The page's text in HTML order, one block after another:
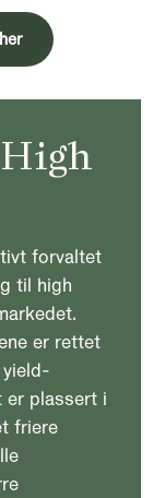
forvaltet
til high
er rettet
er plassert i
friere